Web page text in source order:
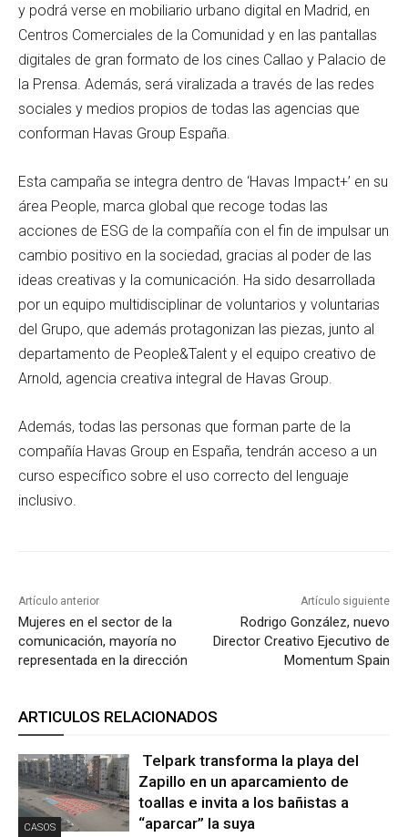
y podrá verse en mobiliario urbano digital en Madrid, en
Centros Comerciales de la Comunidad y en las pantallas
digitales de gran formato de los cines Callao y Palacio de
la Prensa. Además, será viralizada a través de las redes
sociales y medios propios de todas las agencias que
conforman Havas Group España.
Esta campaña se integra dentro de ‘Havas Impact+’ en su
área People, marca global que recoge todas las
acciones de ESG de la compañía con el fin de impulsar un
cambio positivo en la sociedad, gracias al poder de las
ideas creativas y la comunicación. Ha sido desarrollada
por un equipo multidisciplinar de voluntarios y voluntarias
del Grupo, que además protagonizan las piezas, junto al
departamento de People&Talent y el equipo creativo de
Arnold, agencia creativa integral de Havas Group.
Además, todas las personas que forman parte de la
compañía Havas Group en España, tendrán acceso a un
curso específico sobre el uso correcto del lenguaje
inclusivo.
Artículo anterior
Mujeres en el sector de la
comunicación, mayoría no
representada en la dirección
Artículo siguiente
Rodrigo González, nuevo
Director Creativo Ejecutivo de
Momentum Spain
ARTICULOS RELACIONADOS
CASOS
Telpark transforma la playa del
Zapillo en un aparcamiento de
toallas e invita a los bañistas a
“aparcar” la suya